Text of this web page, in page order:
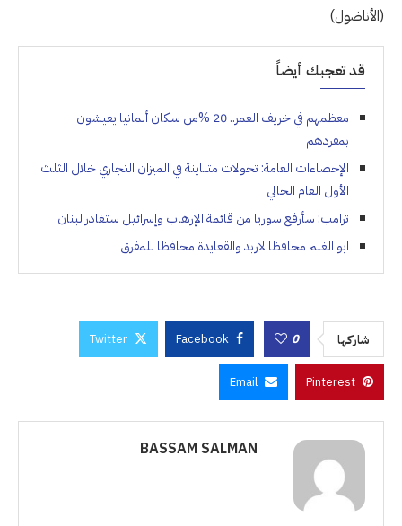
(الأناضول)
قد تعجبك أيضاً
معظمهم في خريف العمر.. 20 %من سكان ألمانيا يعيشون
بمفردهم
الإحصاءات العامة: تحولات متباينة في الميزان التجاري خلال الثلث
الأول العام الحالي
ترامب: سأرفع سوريا من قائمة الإرهاب وإسرائيل ستغادر لبنان
ابو الغنم محافظا لاربد والقعايدة محافظا للمفرق
شاركها 0
Facebook
Twitter
Pinterest
Email
BASSAM SALMAN